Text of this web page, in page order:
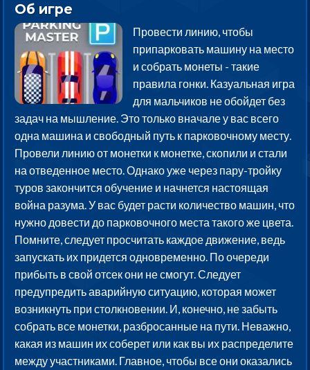
Об игре
Провести линию, чтобы
припарковать машину на место
и собрать монеты - такие
правила гонки. Казуальная игра
для мальчиков не обойдет без
задач на мышление. Это только вначале у вас всего
одна машина и свободный путь к парковочному месту.
Провели линию от монетки к монетке, скопили и стали
на отведенное место. Однако уже через пару-тройку
туров закончится обучение и начнется настоящая
война разума. У вас будет расти количество машин, что
нужно довести до парковочного места такого же цвета.
Помните, следует просчитать каждое движение, ведь
запускать их придется одновременно. По очереди
прибыть в свой отсек они не смогут. Следует
предупредить аварийную ситуацию, которая может
возникнуть при столкновении. И, конечно, не забыть
собрать все монетки, разбросанные на пути. Неважно,
какая из машин их соберет или как вы их распределите
между участниками. Главное, чтобы все они оказались